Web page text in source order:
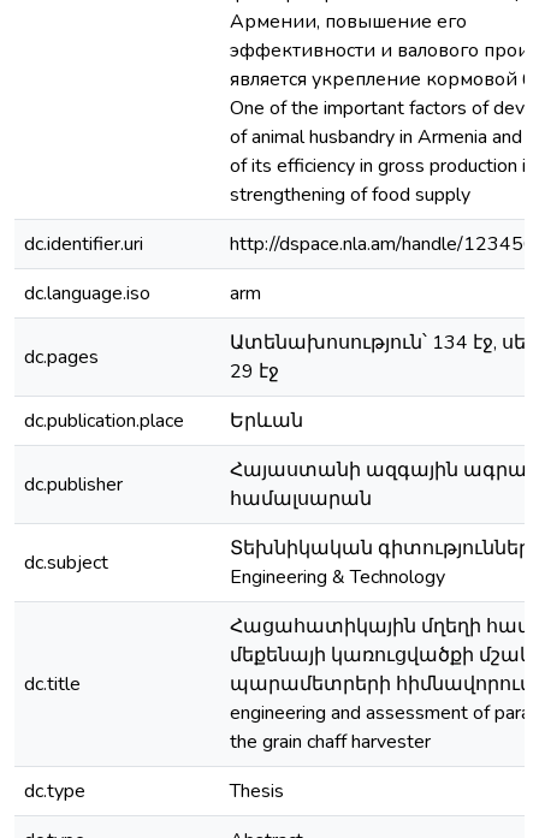
Армении, повышение его
эффективности и валового
является укрепление кормовой
One of the important factors of
of animal husbandry in Armenia and
of its efficiency in gross production is
strengthening of food supply
dc.identifier.uri
http://dspace.nla.am/handle/
dc.language.iso
arm
dc.pages
Ատենախոսություն՝ 134 էջ,
29 էջ
dc.publication.place
Երևան
dc.publisher
Հայաստանի ազգային
համալսարան
dc.subject
Տեխնիկական գիտություններ
Engineering & Technology
dc.title
Հացահատիկային մղեղի
մեքենայի կառուցվածքի
պարամետրերի հիմնավորում /
engineering and assessment of
the grain chaff harvester
dc.type
Thesis